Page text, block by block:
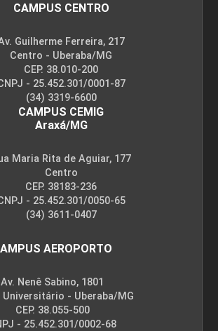
CAMPUS CENTRO
Guilherme Ferreira, 217
Centro - Uberaba/MG
CEP. 38.010-200
- 25.452.301/0001-87
(34) 3319-6600
CAMPUS CEMIG
Araxá/MG
Maria Rita de Aguiar, 177
Centro
CEP. 38183-236
- 25.452.301/0050-65
(34) 3611-0407
AEROPORTO
Av. Nenê Sabino, 1801
Universitário - Uberaba/MG
CEP. 38.055-500
- 25.452.301/0002-68